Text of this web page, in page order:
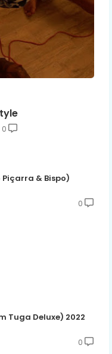
0
& Bispo)
0
Tuga Deluxe) 2022
0